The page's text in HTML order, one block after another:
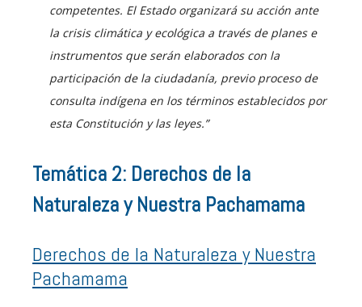
competentes. El Estado organizará su acción ante
la crisis climática y ecológica a través de planes e
instrumentos que serán elaborados con la
participación de la ciudadanía, previo proceso de
consulta indígena en los términos establecidos por
esta Constitución y las leyes.”
Temática 2: Derechos de la
Naturaleza y Nuestra Pachamama
Derechos de la Naturaleza y Nuestra
Pachamama